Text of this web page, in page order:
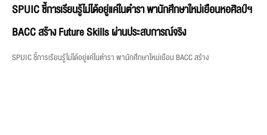
SPUIC ชี้การเรียนรู้ไม่ได้อยู่แค่ในตำรา พานักศึกษาใหม่เยือนหอศิลป์ฯ
BACC สร้าง Future Skills ผ่านประสบการณ์จริง
SPUIC ชี้การเรียนรู้ไม่ได้อยู่แค่ในตำรา พานักศึกษาใหม่เยือน BACC สร้าง